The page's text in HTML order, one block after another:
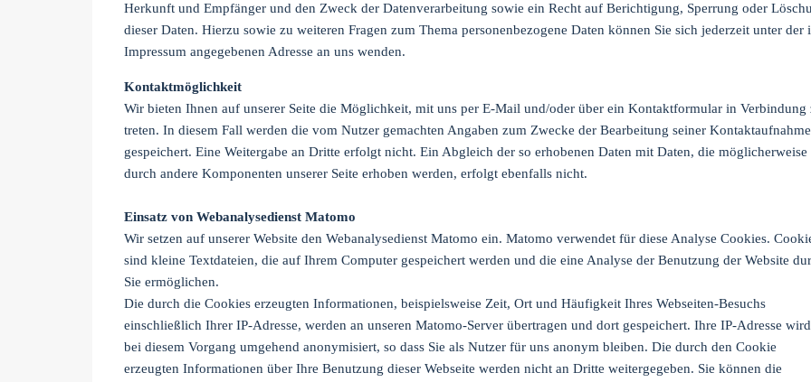
Herkunft und Empfänger und den Zweck der Datenverarbeitung sowie ein Recht auf Berichtigung, Sperrung oder
dieser Daten. Hierzu sowie zu weiteren Fragen zum Thema personenbezogene Daten können Sie sich jederzeit unter der
Impressum angegebenen Adresse an uns wenden.
Kontaktmöglichkeit
Wir bieten Ihnen auf unserer Seite die Möglichkeit, mit uns per E-Mail und/oder über ein Kontaktformular in Verbindung
treten. In diesem Fall werden die vom Nutzer gemachten Angaben zum Zwecke der Bearbeitung seiner Kontaktaufnahme
gespeichert. Eine Weitergabe an Dritte erfolgt nicht. Ein Abgleich der so erhobenen Daten mit Daten, die möglicherweise
durch andere Komponenten unserer Seite erhoben werden, erfolgt ebenfalls nicht.
Einsatz von Webanalysedienst Matomo
Wir setzen auf unserer Website den Webanalysedienst Matomo ein. Matomo verwendet für diese Analyse Cookies.
sind kleine Textdateien, die auf Ihrem Computer gespeichert werden und die eine Analyse der Benutzung der Website
Sie ermöglichen.
Die durch die Cookies erzeugten Informationen, beispielsweise Zeit, Ort und Häufigkeit Ihres Webseiten-Besuchs
einschließlich Ihrer IP-Adresse, werden an unseren Matomo-Server übertragen und dort gespeichert. Ihre IP-Adresse wird
bei diesem Vorgang umge­hend anony­mi­siert, so dass Sie als Nutzer für uns anonym bleiben. Die durch den Cookie
erzeugten Informationen über Ihre Benutzung dieser Webseite werden nicht an Dritte weitergegeben. Sie können die